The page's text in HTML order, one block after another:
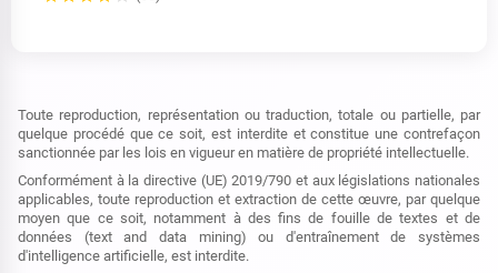
Toute reproduction, représentation ou traduction, totale ou partielle, par
quelque procédé que ce soit, est interdite et constitue une contrefaçon
sanctionnée par les lois en vigueur en matière de propriété intellectuelle.
Conformément à la directive (UE) 2019/790 et aux législations nationales
applicables, toute reproduction et extraction de cette œuvre, par quelque
moyen que ce soit, notamment à des fins de fouille de textes et de
données (text and data mining) ou d'entraînement de systèmes
d'intelligence artificielle, est interdite.